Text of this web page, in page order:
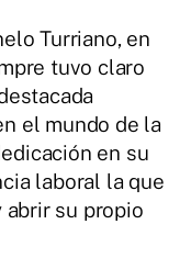
Turriano, en
tuvo claro
el mundo de la
en su
laboral la que
abrir su propio